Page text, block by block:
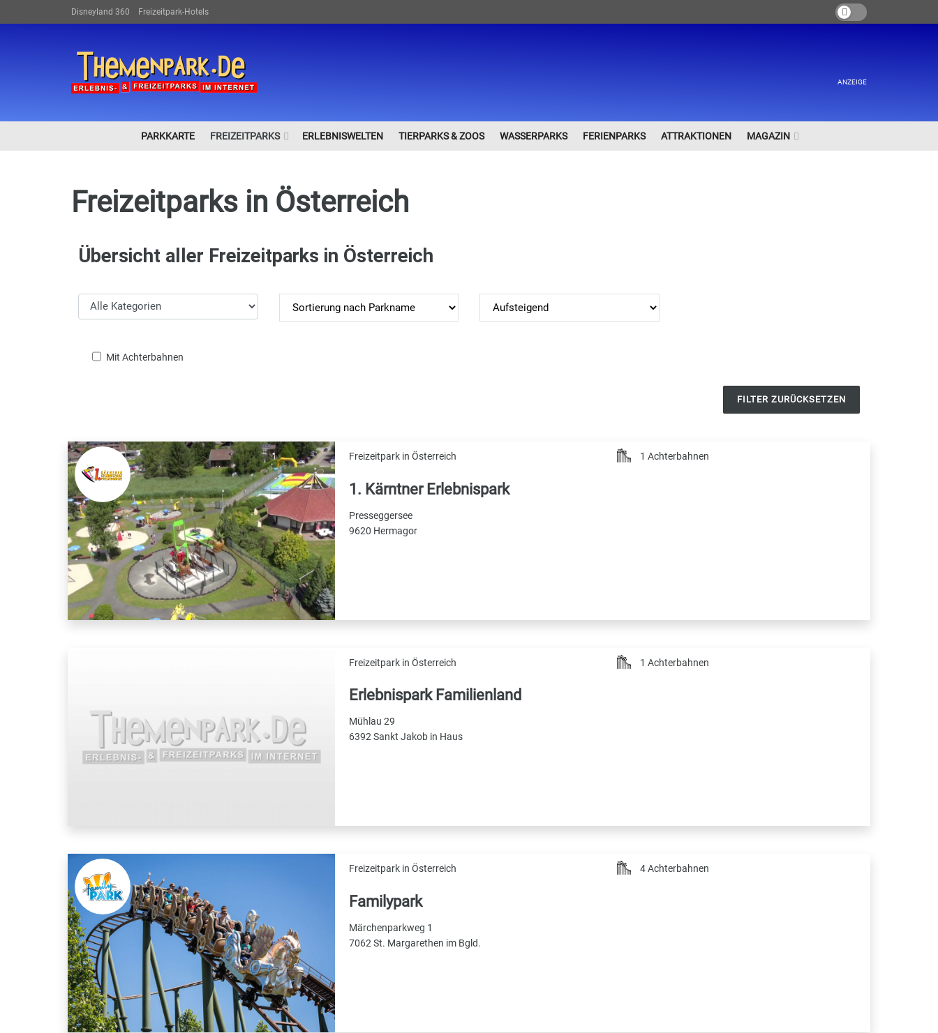
Disneyland 360 Freizeitpark-Hotels
ANZEIGE
PARKKARTE FREIZEITPARKS ERLEBNISWELTEN TIERPARKS & ZOOS WASSERPARKS FERIENPARKS ATTRAKTIONEN MAGAZIN
Freizeitparks in Österreich
Übersicht aller Freizeitparks in Österreich
Mit Achterbahnen
FILTER ZURÜCKSETZEN
Freizeitpark in Österreich
1. Kärntner Erlebnispark
Presseggersee
9620 Hermagor
1 Achterbahnen
Freizeitpark in Österreich
Erlebnispark Familienland
Mühlau 29
6392 Sankt Jakob in Haus
1 Achterbahnen
Freizeitpark in Österreich
Familypark
Märchenparkweg 1
7062 St. Margarethen im Bgld.
4 Achterbahnen